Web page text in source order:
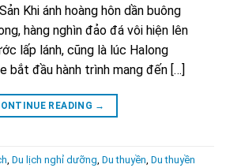
Khi ánh hoàng hôn dần buông
hàng nghìn đảo đá vôi hiện lên
lấp lánh, cũng là lúc Halong
bắt đầu hành trình mang đến […]
READING →
Du lịch nghỉ dưỡng Du thuyền Du thuyền